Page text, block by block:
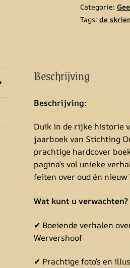
Categorie:
Tags:de
Beschrijving
Beschrijving:
Duik in de rijke historie
jaarboek van Stichting
prachtige hardcover
pagina’s vol unieke
feiten over oud én nieuw
Wat kunt u verwachten?
✔ Boeiende verhalen
Wervershoof
✔ Prachtige foto’s en